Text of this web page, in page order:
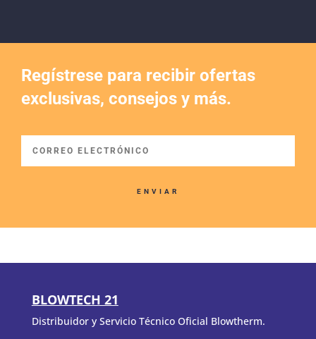
Regístrese para recibir ofertas
exclusivas, consejos y más.
ENVIAR
BLOWTECH 21
Distribuidor y Servicio Técnico Oficial Blowtherm.